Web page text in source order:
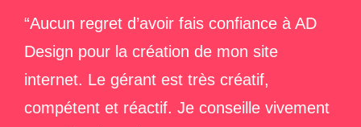
“Aucun regret d’avoir fais confiance à AD
Design pour la création de mon site
internet. Le gérant est très créatif,
compétent et réactif. Je conseille vivement